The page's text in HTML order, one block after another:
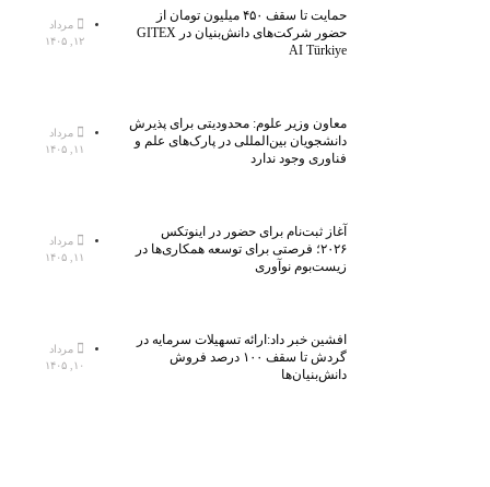
حمایت تا سقف ۴۵۰ میلیون تومان از
حضور شرکت‌های دانش‌بنیان در GITEX
AI Türkiye
مرداد
۱۲, ۱۴۰۵
معاون وزیر علوم: محدودیتی برای پذیرش
دانشجویان بین‌المللی در پارک‌های علم و
فناوری وجود ندارد
مرداد
۱۱, ۱۴۰۵
آغاز ثبت‌نام برای حضور در اینوتکس
۲۰۲۶؛ فرصتی برای توسعه همکاری‌ها در
زیست‌بوم نوآوری
مرداد
۱۱, ۱۴۰۵
افشین خبر داد:ارائه تسهیلات سرمایه در
گردش تا سقف ۱۰۰ درصد فروش
دانش‌بنیان‌ها
مرداد
۱۰, ۱۴۰۵